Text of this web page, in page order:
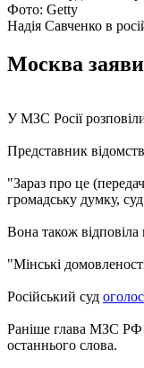
Фото: Getty
Надія Савченко в
Москва
У МЗС Росії
Представник
"Зараз про це
громадську думку,
Вона також
"Мінські
Російський суд
Раніше глава МЗС РФ
останнього слова.